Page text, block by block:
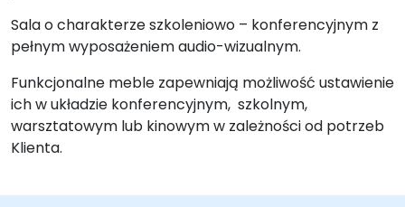
Sala o charakterze szkoleniowo – konferencyjnym z
pełnym wyposażeniem audio-wizualnym.
Funkcjonalne meble zapewniają możliwość ustawienie
ich w układzie konferencyjnym, szkolnym,
warsztatowym lub kinowym w zależności od potrzeb
Klienta.